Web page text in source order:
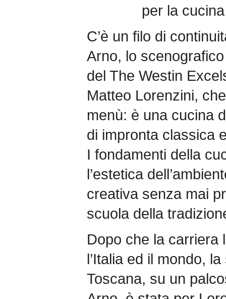
per la
C’è un filo di
Arno, lo
del The Westin
Matteo Lorenzini,
menù: è una cucina
di impronta classica
I fondamenti della
l’estetica
creativa senza mai
scuola della
Dopo che la carriera
l’Italia ed il mondo,
Toscana, su un